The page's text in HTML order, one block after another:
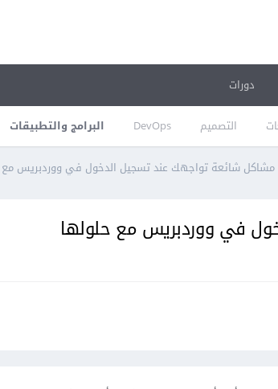
التصميم DevOps البرامج والتطبيقات
دورات
مشاكل شائعة تواجهك عند تسجيل الدخول في ووردبريس مع
في ووردبريس مع حلولها